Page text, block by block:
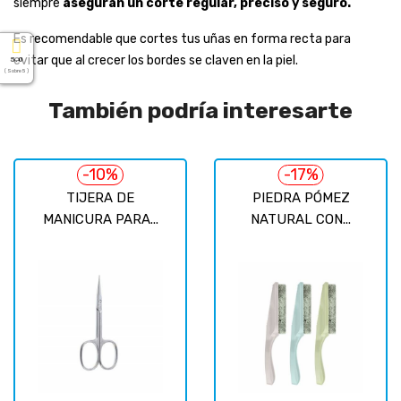
siempre aseguran un corte regular, preciso y seguro.
Es recomendable que cortes tus uñas en forma recta para
evitar que al crecer los bordes se claven en la piel.
También podría interesarte
TIJERA DE
MANICURA PARA...
-10%
PIEDRA PÓMEZ
NATURAL CON...
-17%
5.0
( Sobre 5 )